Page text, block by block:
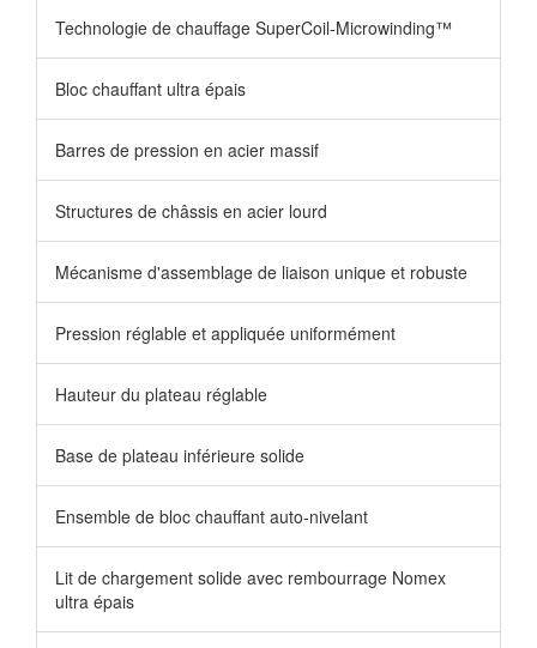
Technologie de chauffage SuperCoil-Microwinding™
Bloc chauffant ultra épais
Barres de pression en acier massif
Structures de châssis en acier lourd
Mécanisme d'assemblage de liaison unique et robuste
Pression réglable et appliquée uniformément
Hauteur du plateau réglable
Base de plateau inférieure solide
Ensemble de bloc chauffant auto-nivelant
Lit de chargement solide avec rembourrage Nomex
ultra épais